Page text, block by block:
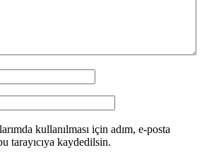
kullanılması için adım, e-posta
tarayıcıya kaydedilsin.